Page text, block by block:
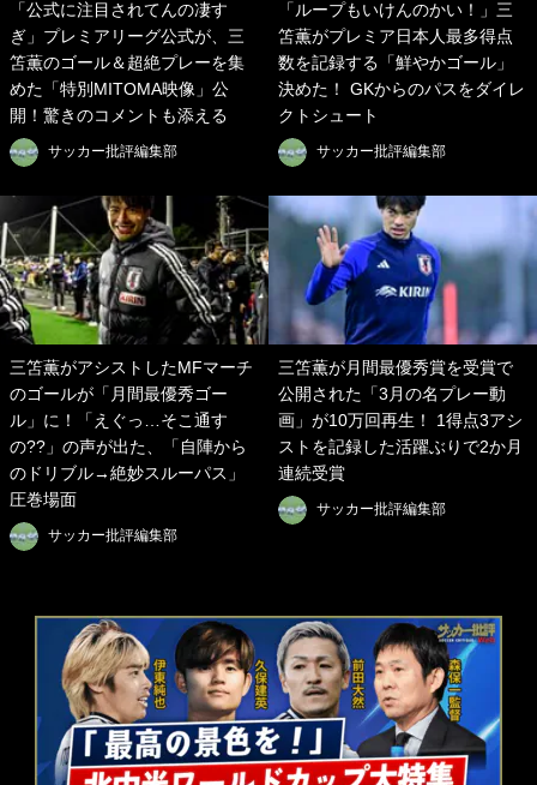
「公式に注目されてんの凄す
ぎ」プレミアリーグ公式が、三
笘薫のゴール＆超絶プレーを集
めた「特別MITOMA映像」公
開！驚きのコメントも添える
サッカー批評編集部
「ループもいけんのかい！」三
笘薫がプレミア日本人最多得点
数を記録する「鮮やかゴール」
決めた！ GKからのパスをダイレ
クトシュート
サッカー批評編集部
三笘薫がアシストしたMFマーチ
のゴールが「月間最優秀ゴー
ル」に！「えぐっ…そこ通す
の??」の声が出た、「自陣から
のドリブル→絶妙スルーパス」
圧巻場面
サッカー批評編集部
三笘薫が月間最優秀賞を受賞で
公開された「3月の名プレー動
画」が10万回再生！ 1得点3アシ
ストを記録した活躍ぶりで2か月
連続受賞
サッカー批評編集部